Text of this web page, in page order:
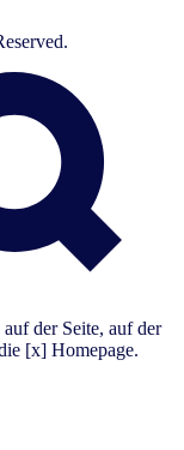
der Seite, auf der
[x] Homepage.